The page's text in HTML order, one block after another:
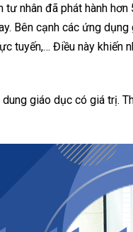
nhân đã phát hành
Bên cạnh các ứng
tuyến,… Điều này khiến
giáo dục có giá trị.